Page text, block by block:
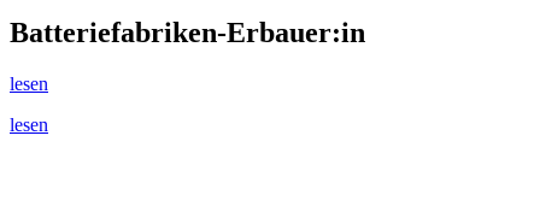
Batteriefabriken-Erbauer:in
lesen
lesen